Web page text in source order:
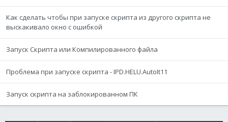
Как сделать чтобы при запуске скрипта из другого скрипта не
выскакивало окно с ошибкой
Запуск Скрипта или Компилированного файла
Проблема при запуске скрипта - IPD.HELU.AutoIt11
Запуск скрипта на заблокированном ПК